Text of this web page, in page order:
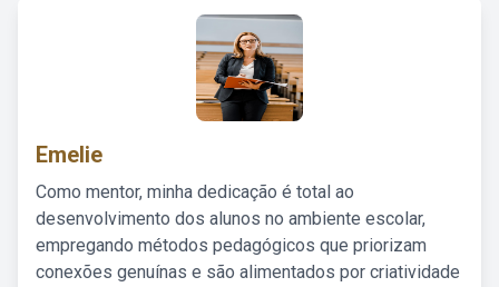
Emelie
Como mentor, minha dedicação é total ao
desenvolvimento dos alunos no ambiente escolar,
empregando métodos pedagógicos que priorizam
conexões genuínas e são alimentados por criatividade